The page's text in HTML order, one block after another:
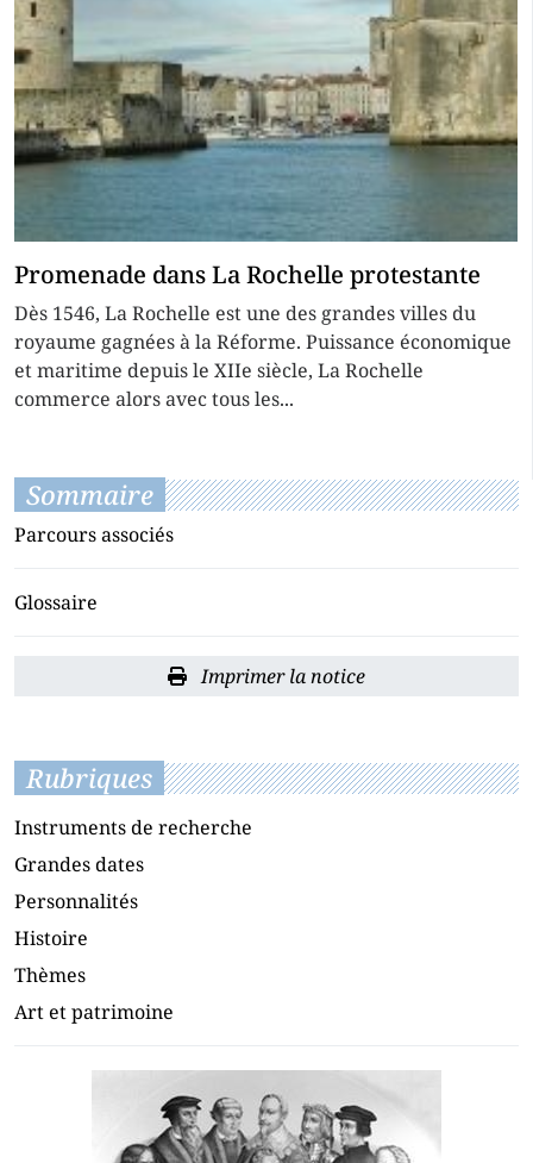
Promenade dans La Rochelle protestante
Dès 1546, La Rochelle est une des grandes villes du
royaume gagnées à la Réforme. Puissance économique
et maritime depuis le XIIe siècle, La Rochelle
commerce alors avec tous les...
Sommaire
Parcours associés
Glossaire
Imprimer la notice
Rubriques
Instruments de recherche
Grandes dates
Personnalités
Histoire
Thèmes
Art et patrimoine